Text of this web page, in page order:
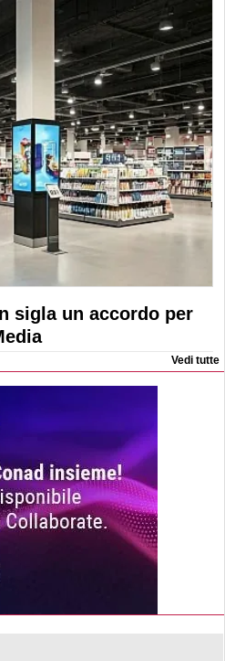
sigla un accordo per
Vedi tutte